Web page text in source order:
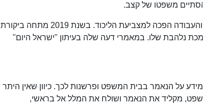
מבחינה פוליטית עברה בראשי שינוי, וממצביעה למפלגות מרצ והעבודה הפכה למצביעת הליכוד. בשנת 2019 מתחה ביקורת
נלהבת שלו. במאמרי דעה שלה בעיתון "ישראל היום"
על הנאמר בבית המשפט ופרשנות לכך. כיוון שאין היתר
מקליד את הנאמר ושולח את המלל אל בראשי,